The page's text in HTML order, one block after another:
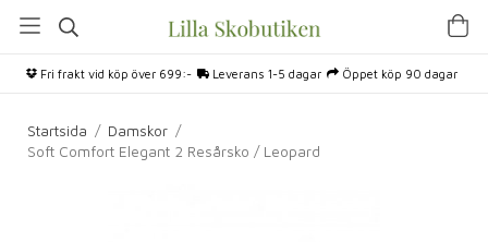
Fri frakt vid köp över 699:- Leverans 1-5 dagar Öppet köp 90 dagar
Startsida / Damskor /
Soft Comfort Elegant 2 Resårsko / Leopard